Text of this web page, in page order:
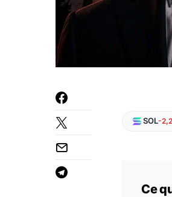
SOL-
Ce